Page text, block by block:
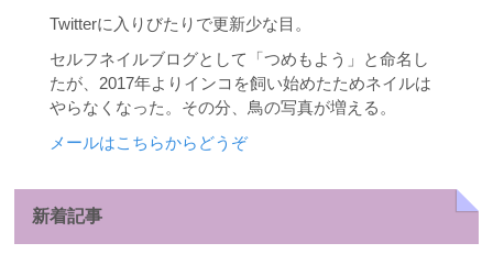
Twitterに入りびたりで更新少な目。
セルフネイルブログとして「つめもよう」と命名し
たが、2017年よりインコを飼い始めたためネイルは
やらなくなった。その分、鳥の写真が増える。
メールはこちらからどうぞ
新着記事